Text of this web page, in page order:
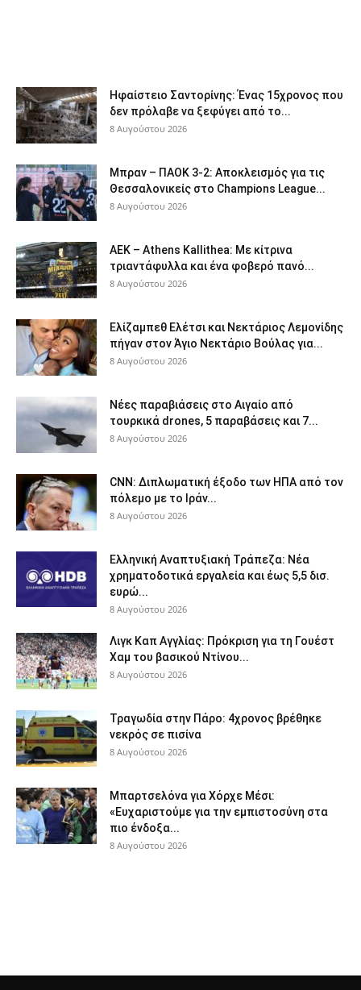
Ηφαίστειο Σαντορίνης: Ένας 15χρονος που
δεν πρόλαβε να ξεφύγει από το...
8 Αυγούστου 2026
Μπραν – ΠΑΟΚ 3-2: Αποκλεισμός για τις
Θεσσαλονικείς στο Champions League...
8 Αυγούστου 2026
ΑΕΚ – Athens Kallithea: Με κίτρινα
τριαντάφυλλα και ένα φοβερό πανό...
8 Αυγούστου 2026
Ελίζαμπεθ Ελέτσι και Νεκτάριος Λεμονίδης
πήγαν στον Άγιο Νεκτάριο Βούλας για...
8 Αυγούστου 2026
Νέες παραβιάσεις στο Αιγαίο από
τουρκικά drones, 5 παραβάσεις και 7...
8 Αυγούστου 2026
CNN: Διπλωματική έξοδο των ΗΠΑ από τον
πόλεμο με το Ιράν...
8 Αυγούστου 2026
Ελληνική Αναπτυξιακή Τράπεζα: Νέα
χρηματοδοτικά εργαλεία και έως 5,5 δισ.
ευρώ...
8 Αυγούστου 2026
Λιγκ Καπ Αγγλίας: Πρόκριση για τη Γουέστ
Χαμ του βασικού Ντίνου...
8 Αυγούστου 2026
Τραγωδία στην Πάρο: 4χρονος βρέθηκε
νεκρός σε πισίνα
8 Αυγούστου 2026
Μπαρτσελόνα για Χόρχε Μέσι:
«Ευχαριστούμε για την εμπιστοσύνη στα
πιο ένδοξα...
8 Αυγούστου 2026